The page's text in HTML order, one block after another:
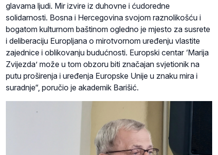
glavama ljudi. Mir izvire iz duhovne i ćudoredne
solidarnosti. Bosna i Hercegovina svojom raznolikošću i
bogatom kulturnom baštinom ogledno je mjesto za susrete
i deliberaciju Europljana o mirotvornom uređenju vlastite
zajednice i oblikovanju budućnosti. Europski centar ‘Marija
Zvijezda’ može u tom obzoru biti značajan svjetionik na
putu proširenja i uređenja Europske Unije u znaku mira i
suradnje“, poručio je akademik Barišić.